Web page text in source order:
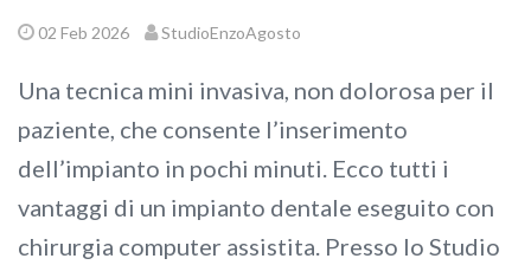
02 Feb 2026 StudioEnzoAgosto
Una tecnica mini invasiva, non dolorosa per il
paziente, che consente l’inserimento
dell’impianto in pochi minuti. Ecco tutti i
vantaggi di un impianto dentale eseguito con
chirurgia computer assistita. Presso lo Studio